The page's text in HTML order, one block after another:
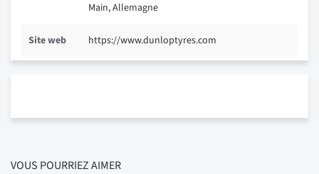
VOUS POURRIEZ AIMER
Main, Allemagne
Site web https://www.dunloptyres.com